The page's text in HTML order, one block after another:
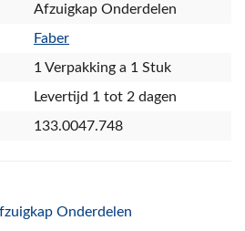
Afzuigkap Onderdelen
Faber
1 Verpakking a 1 Stuk
Levertijd 1 tot 2 dagen
133.0047.748
Onderdelen